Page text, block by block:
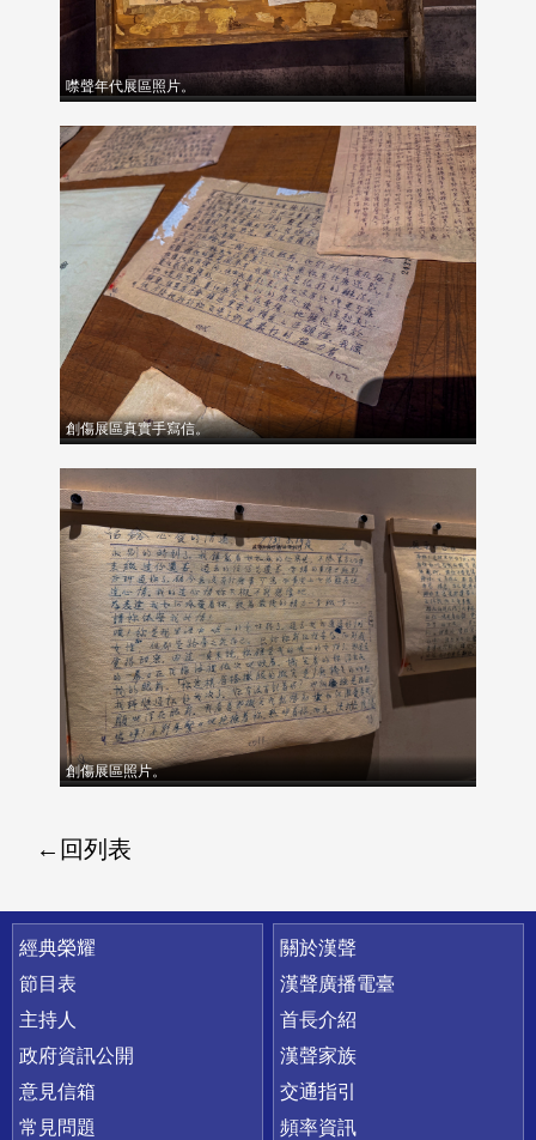
噤聲年代展區照片。
創傷展區真實手寫信。
創傷展區照片。
回列表
快速連結
經典榮耀
節目表
主持人
政府資訊公開
意見信箱
常見問題
關於漢聲
漢聲廣播電臺
首長介紹
漢聲家族
交通指引
頻率資訊